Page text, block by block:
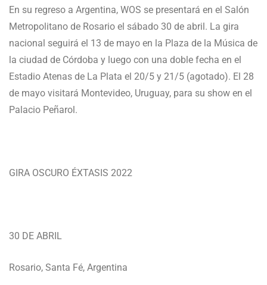
En su regreso a Argentina, WOS se presentará en el Salón
Metropolitano de Rosario el sábado 30 de abril. La gira
nacional seguirá el 13 de mayo en la Plaza de la Música de
la ciudad de Córdoba y luego con una doble fecha en el
Estadio Atenas de La Plata el 20/5 y 21/5 (agotado). El 28
de mayo visitará Montevideo, Uruguay, para su show en el
Palacio Peñarol.
GIRA OSCURO ÉXTASIS 2022
30 DE ABRIL
Rosario, Santa Fé, Argentina